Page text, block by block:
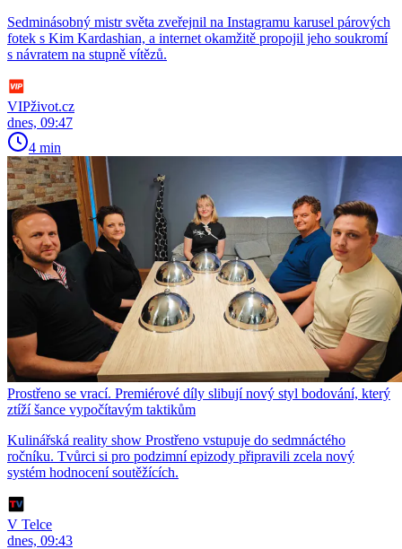
Sedminásobný mistr světa zveřejnil na Instagramu karusel párových
fotek s Kim Kardashian, a internet okamžitě propojil jeho soukromí
s návratem na stupně vítězů.
VIPživot.cz
dnes, 09:47
4 min
Prostřeno se vrací. Premiérové díly slibují nový styl bodování, který
ztíží šance vypočítavým taktikům
Kulinářská reality show Prostřeno vstupuje do sedmnáctého
ročníku. Tvůrci si pro podzimní epizody připravili zcela nový
systém hodnocení soutěžících.
V Telce
dnes, 09:43